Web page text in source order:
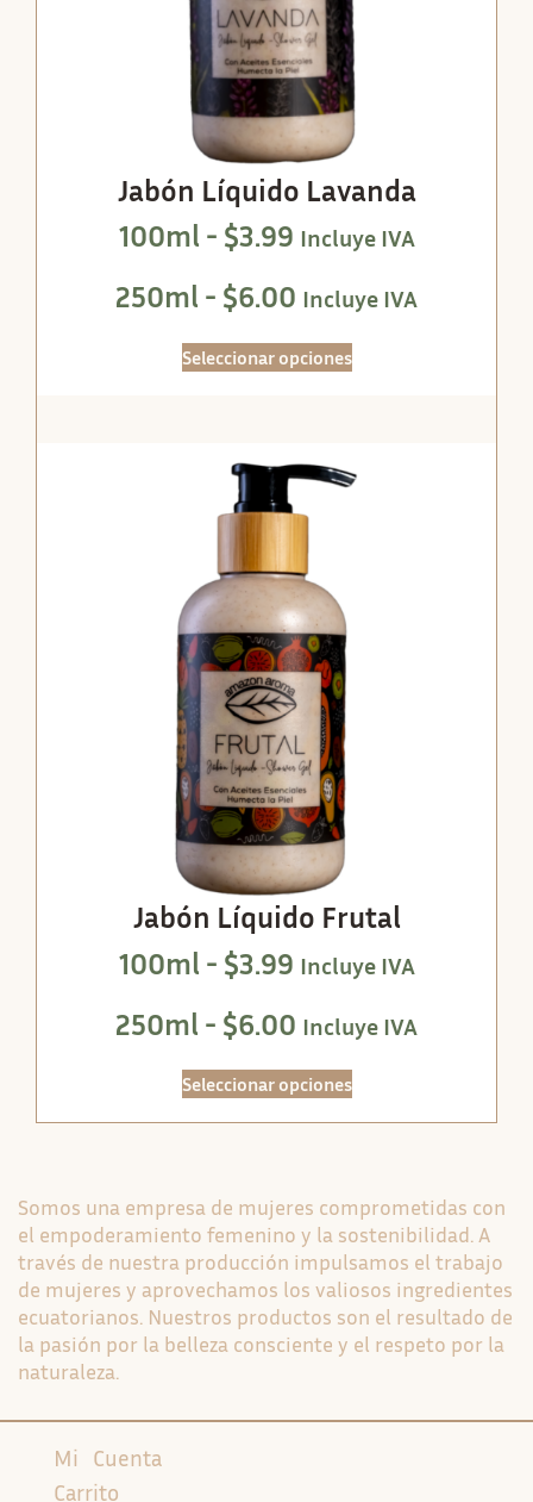
Jabón Líquido Lavanda
100ml - $3.99 Incluye IVA
250ml - $6.00 Incluye IVA
Seleccionar opciones
Jabón Líquido Frutal
100ml - $3.99 Incluye IVA
250ml - $6.00 Incluye IVA
Seleccionar opciones
Somos una empresa de mujeres comprometidas con
el empoderamiento femenino y la sostenibilidad. A
través de nuestra producción impulsamos el trabajo
de mujeres y aprovechamos los valiosos ingredientes
ecuatorianos. Nuestros productos son el resultado de
la pasión por la belleza consciente y el respeto por la
naturaleza.
Mi Cuenta
Carrito